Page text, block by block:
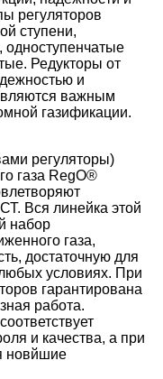
регуляторов
ступени,
одноступенчатые
Редукторы от
и
важным
газификации.
регуляторы)
газа RegO®
Вся линейка этой
набор
газа,
достаточную для
условиях. При
гарантирована
работа.
и качества, а при
новйшие